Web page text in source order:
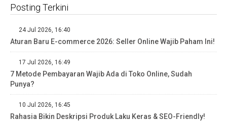
Posting Terkini
24 Jul 2026, 16:40
Aturan Baru E-commerce 2026: Seller Online Wajib Paham Ini!
17 Jul 2026, 16:49
7 Metode Pembayaran Wajib Ada di Toko Online, Sudah
Punya?
10 Jul 2026, 16:45
Rahasia Bikin Deskripsi Produk Laku Keras & SEO-Friendly!